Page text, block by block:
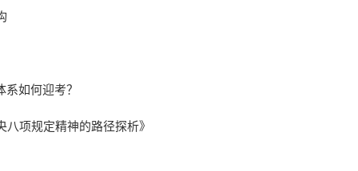
如何迎考？
项规定精神的路径探析》